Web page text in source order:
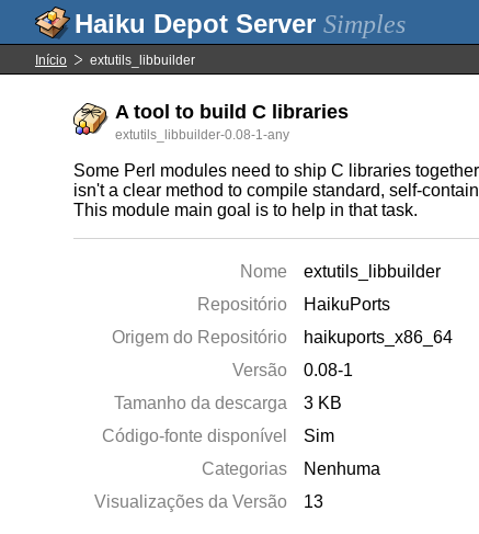
Simples
Início extutils_libbuilder
A tool to build C libraries
extutils_libbuilder-0.08-1-any
Some Perl modules need to ship C libraries
isn't a clear method to compile standard, self-
This module main goal is to help in that task.
Nome
extutils_libbuilder
Repositório
HaikuPorts
Origem do Repositório
haikuports_x86_64
Versão
0.08-1
Tamanho da descarga
3 KB
Código-fonte disponível
Sim
Categorias
Nenhuma
Visualizações da Versão
13